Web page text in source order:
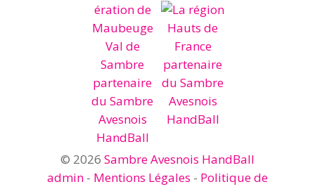
© 2026 Sambre Avesnois HandBall
admin - Mentions Légales - Politique de